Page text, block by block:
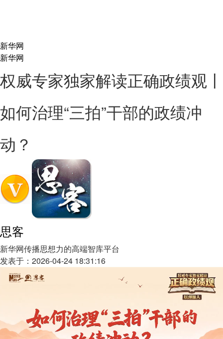
新华网
新华网
权威专家独家解读正确政绩观丨
如何治理“三拍”干部的政绩冲
动？
思客
新华网传播思想力的高端智库平台
发表于：2026-04-24 18:31:16